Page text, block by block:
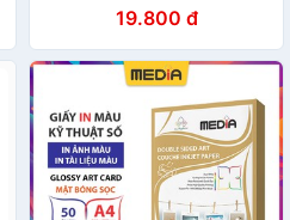
19.800 đ